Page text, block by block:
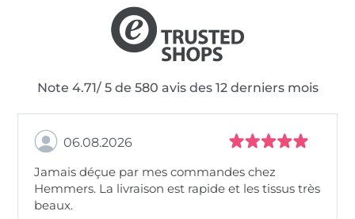
Note 4.71/ 5 de 580 avis des 12 derniers mois
06.08.2026
Jamais déçue par mes commandes chez
Hemmers. La livraison est rapide et les tissus très
beaux.